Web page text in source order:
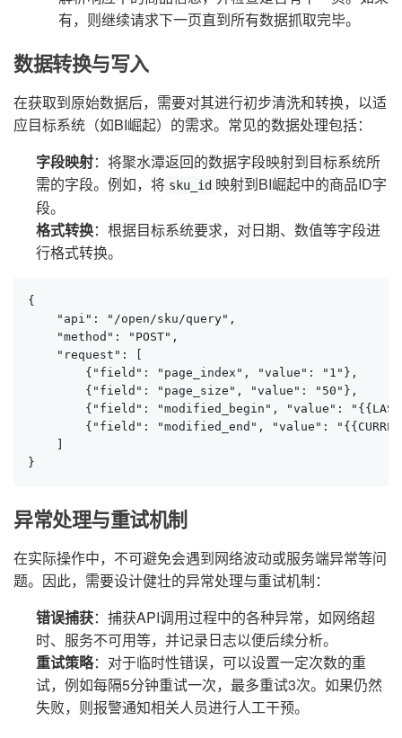
有，则继续请求下一页直到所有数据抓取完毕。
数据转换与写入
在获取到原始数据后，需要对其进行初步清洗和转换，以适
应目标系统（如BI崛起）的需求。常见的数据处理包括：
字段映射：将聚水潭返回的数据字段映射到目标系统所
需的字段。例如，将 sku_id 映射到BI崛起中的商品ID字
段。
格式转换：根据目标系统要求，对日期、数值等字段进
行格式转换。
{
    "api": "/open/sku/query",
    "method": "POST",
    "request": [
        {"field": "page_index", "value": "1"},
        {"field": "page_size", "value": "50"},
{"field": "modified_begin", "value":
{"field": "modified_end", "value":
}
异常处理与重试机制
在实际操作中，不可避免会遇到网络波动或服务端异常等问
题。因此，需要设计健壮的异常处理与重试机制：
错误捕获：捕获API调用过程中的各种异常，如网络超
时、服务不可用等，并记录日志以便后续分析。
重试策略：对于临时性错误，可以设置一定次数的重
试，例如每隔5分钟重试一次，最多重试3次。如果仍然
失败，则报警通知相关人员进行人工干预。